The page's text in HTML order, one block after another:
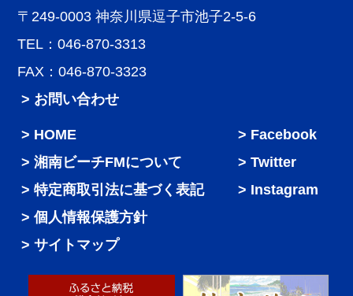
〒249-0003 神奈川県逗子市池子2-5-6
TEL：046-870-3313
FAX：046-870-3323
> お問い合わせ
HOME
湘南ビーチFMについて
特定商取引法に基づく表記
個人情報保護方針
サイトマップ
Facebook
Twitter
Instagram